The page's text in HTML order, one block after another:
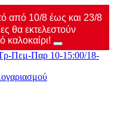
από 10/8 έως και 23/8
θα εκτελεστούν
καλοκαίρι!
Πεμ-Παρ 10-15:00/18-